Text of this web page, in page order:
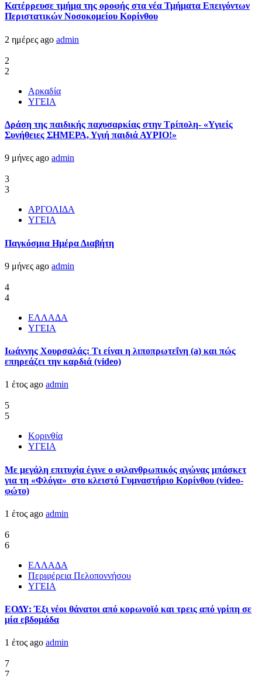
Kατέρρευσε τμήμα της οροφής στα νέα Τμήματα Επειγόντων
Περιστατικών Νοσοκομείου Κορίνθου
2 ημέρες ago admin
2
2
Αρκαδία
ΥΓΕΙΑ
Δράση της παιδικής παχυσαρκίας στην Τρίπολη- «Υγιείς
Συνήθειες ΣΗΜΕΡΑ, Υγιή παιδιά ΑΥΡΙΟ!»
9 μήνες ago admin
3
3
ΑΡΓΟΛΙΔΑ
ΥΓΕΙΑ
Παγκόσμια Ημέρα Διαβήτη
9 μήνες ago admin
4
4
ΕΛΛΑΔΑ
ΥΓΕΙΑ
Ιωάννης Χουρσαλάς: Τι είναι η λιποπρωτεΐνη (a) και πώς
επηρεάζει την καρδιά (video)
1 έτος ago admin
5
5
Κορινθία
ΥΓΕΙΑ
Με μεγάλη επιτυχία έγινε ο φιλανθρωπικός αγώνας μπάσκετ
για τη «Φλόγα» στο κλειστό Γυμναστήριο Κορίνθου (video-
φώτο)
1 έτος ago admin
6
6
ΕΛΛΑΔΑ
Περιφέρεια Πελοποννήσου
ΥΓΕΙΑ
ΕΟΔΥ: Έξι νέοι θάνατοι από κορωνοϊό και τρεις από γρίπη σε
μία εβδομάδα
1 έτος ago admin
7